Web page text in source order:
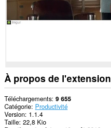
À propos de l'extension
Téléchargements 9 655
Catégorie Productivité
Version 1.1.4
Taille 22,8 Kio